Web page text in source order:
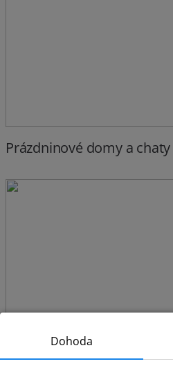
Prázdninové domy a chaty
Dohoda